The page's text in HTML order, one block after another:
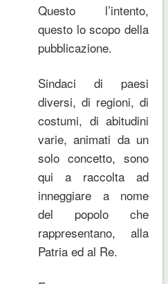
Questo l’intento,
questo lo scopo della
pubblicazione.
Sindaci di paesi
diversi, di regioni, di
costumi, di abitudini
varie, animati da un
solo concetto, sono
qui a raccolta ad
inneggiare a nome
del popolo che
rappresentano, alla
Patria ed al Re.